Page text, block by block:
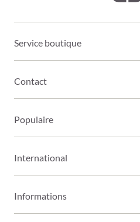
Service boutique
Contact
Populaire
International
Informations